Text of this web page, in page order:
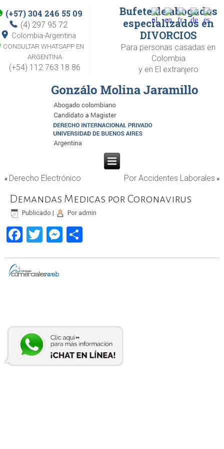
(+57) 304 246 55 09
(4) 297 95 72
Colombia-Argentina
CONSULTAR WHATSAPP EN
ARGENTINA
(+54) 112 763 18 86
Bufete de abogados
especializados en
DIVORCIOS
Para personas casadas en
Colombia
y en El extranjero
« Derecho Electrónico Por Accidentes Laborales »
Demandas Medicas por Coronavirus
Publicado | Por admin
Facebook
TwitterMessenger